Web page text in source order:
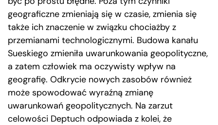
geograficzne zmieniają się w czasie, zmienia się
także ich znaczenie w związku chociażby z
przemianami technologicznymi. Budowa kanału
Sueskiego zmieniła uwarunkowania geopolityczne,
a zatem człowiek ma oczywisty wpływ na
geografię. Odkrycie nowych zasobów również
może spowodować wyraźną zmianę
uwarunkowań geopolitycznych. Na zarzut
celowości Deptuch odpowiada z kolei, że